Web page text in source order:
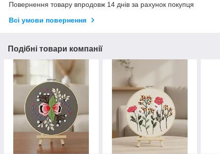
Повернення товару впродовж 14 днів за рахунок покупця
Всі умови повернення
Подібні товари компанії